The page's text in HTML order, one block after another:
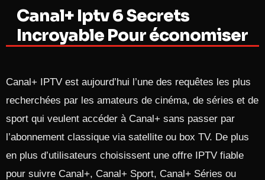
Canal+ Iptv 6 Secrets
Incroyable Pour économiser
Canal+ IPTV est aujourd’hui l’une des requêtes les plus
recherchées par les amateurs de cinéma, de séries et de
sport qui veulent accéder à Canal+ sans passer par
l’abonnement classique via satellite ou box TV. De plus
en plus d’utilisateurs choisissent une offre IPTV fiable
pour suivre Canal+, Canal+ Sport, Canal+ Séries ou